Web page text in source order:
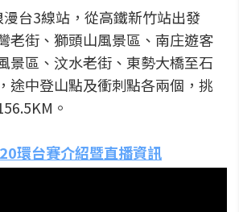
台3線站，從高鐵新竹站出發
老街、獅頭山風景區、南庄遊客
景區、汶水老街、東勢大橋至石
途中登山點及衝刺點各兩個，挑
。
環台賽介紹暨直播資訊